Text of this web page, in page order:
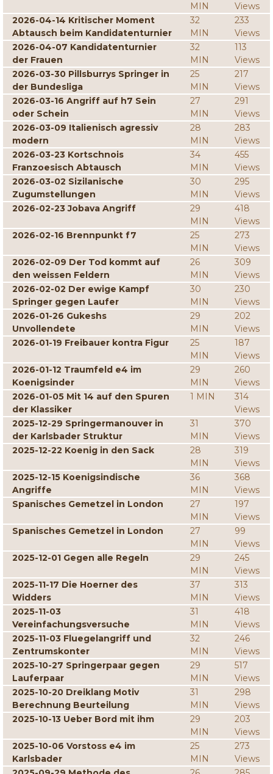
MIN
Views
2026-04-14 Kritischer Moment
Abtausch beim Kandidatenturnier
32
MIN
233
Views
2026-04-07 Kandidatenturnier
der Frauen
32
MIN
113
Views
2026-03-30 Pillsburrys Springer in
der Bundesliga
25
MIN
217
Views
2026-03-16 Angriff auf h7 Sein
oder Schein
27
MIN
291
Views
2026-03-09 Italienisch agressiv
modern
28
MIN
283
Views
2026-03-23 Kortschnois
Franzoesisch Abtausch
34
MIN
455
Views
2026-03-02 Sizilanische
Zugumstellungen
30
MIN
295
Views
2026-02-23 Jobava Angriff
29
MIN
418
Views
2026-02-16 Brennpunkt f7
25
MIN
273
Views
2026-02-09 Der Tod kommt auf
den weissen Feldern
26
MIN
309
Views
2026-02-02 Der ewige Kampf
Springer gegen Laufer
30
MIN
230
Views
2026-01-26 Gukeshs
Unvollendete
29
MIN
202
Views
2026-01-19 Freibauer kontra Figur
25
MIN
187
Views
2026-01-12 Traumfeld e4 im
Koenigsinder
29
MIN
260
Views
2026-01-05 Mit 14 auf den Spuren
der Klassiker
1 MIN
314
Views
2025-12-29 Springermanouver in
der Karlsbader Struktur
31
MIN
370
Views
2025-12-22 Koenig in den Sack
28
MIN
319
Views
2025-12-15 Koenigsindische
Angriffe
36
MIN
368
Views
Spanisches Gemetzel in London
27
MIN
197
Views
Spanisches Gemetzel in London
27
MIN
99
Views
2025-12-01 Gegen alle Regeln
29
MIN
245
Views
2025-11-17 Die Hoerner des
Widders
37
MIN
313
Views
2025-11-03
Vereinfachungsversuche
31
MIN
418
Views
2025-11-03 Fluegelangriff und
Zentrumskonter
32
MIN
246
Views
2025-10-27 Springerpaar gegen
Lauferpaar
29
MIN
517
Views
2025-10-20 Dreiklang Motiv
Berechnung Beurteilung
31
MIN
298
Views
2025-10-13 Ueber Bord mit ihm
29
MIN
203
Views
2025-10-06 Vorstoss e4 im
Karlsbader
25
MIN
273
Views